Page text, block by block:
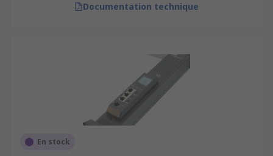
Documentation technique
En stock